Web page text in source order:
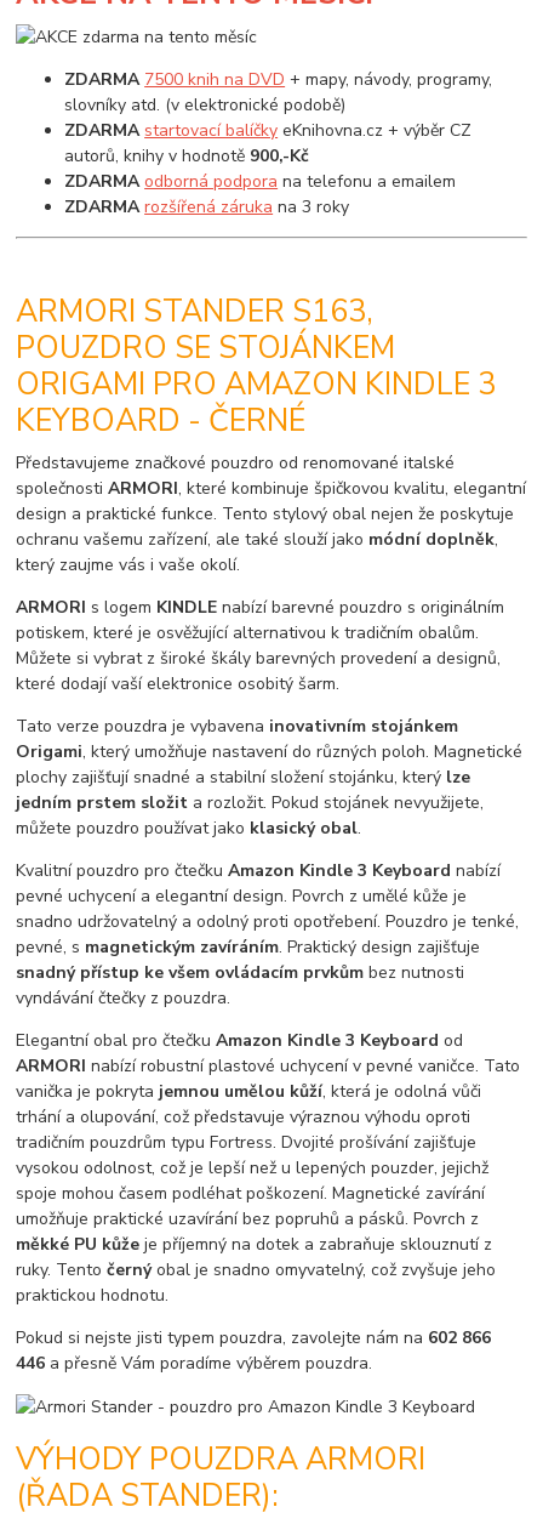
ZDARMA 7500 knih na DVD + mapy, návody, programy,
slovníky atd. (v elektronické podobě)
ZDARMA startovací balíčky eKnihovna.cz + výběr CZ
autorů, knihy v hodnotě 900,-Kč
ZDARMA odborná podpora na telefonu a emailem
ZDARMA rozšířená záruka na 3 roky
ARMORI STANDER S163,
POUZDRO SE STOJÁNKEM
ORIGAMI PRO AMAZON KINDLE 3
KEYBOARD - ČERNÉ
Představujeme značkové pouzdro od renomované italské
společnostiARMORI, které kombinuje špičkovou kvalitu, elegantní
design a praktické funkce. Tento stylový obal nejen že poskytuje
ochranu vašemu zařízení, ale také slouží jako módní doplněk,
který zaujme vás i vaše okolí.
ARMORI s logem KINDLEnabízí barevné pouzdro s originálním
potiskem, které je osvěžující alternativou k tradičním obalům.
Můžete si vybrat z široké škály barevných provedení a designů,
které dodají vaší elektronice osobitý šarm.
Tato verze pouzdra je vybavena inovativním stojánkem
Origami, který umožňuje nastavení do různých poloh. Magnetické
plochy zajišťují snadné a stabilní složení stojánku, který lze
jedním prstem složit a rozložit. Pokud stojánek nevyužijete,
můžete pouzdro používat jako klasický obal.
Kvalitní pouzdro pro čtečkuAmazon Kindle 3 Keyboardnabízí
pevné uchycení a elegantní design. Povrch z umělé kůže je
snadno udržovatelný a odolný proti opotřebení. Pouzdro je tenké,
pevné, s magnetickým zavíráním. Praktický design zajišťuje
snadný přístup ke všem ovládacím prvkům bez nutnosti
vyndávání čtečky z pouzdra.
Elegantní obal pro čtečkuAmazon Kindle 3 Keyboardod
ARMORI nabízí robustní plastové uchycení v pevné vaničce. Tato
vanička je pokryta jemnou umělou kůží, která je odolná vůči
trhání a olupování, což představuje výraznou výhodu oproti
tradičním pouzdrům typu Fortress. Dvojité prošívání zajišťuje
vysokou odolnost, což je lepší než u lepených pouzder, jejichž
spoje mohou časem podléhat poškození. Magnetické zavírání
umožňuje praktické uzavírání bez popruhů a pásků. Povrch z
měkké PU kůže je příjemný na dotek a zabraňuje sklouznutí z
ruky. Tentočernýobal je snadno omyvatelný, což zvyšuje jeho
praktickou hodnotu.
Pokud si nejste jisti typem pouzdra, zavolejte nám na 602 866
446 a přesně Vám poradíme výběrem pouzdra.
VÝHODY POUZDRA ARMORI
(ŘADA STANDER):